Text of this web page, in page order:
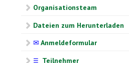
Organisationsteam
Dateien zum Herunterladen
✉ Anmeldeformular
☰ Teilnehmer